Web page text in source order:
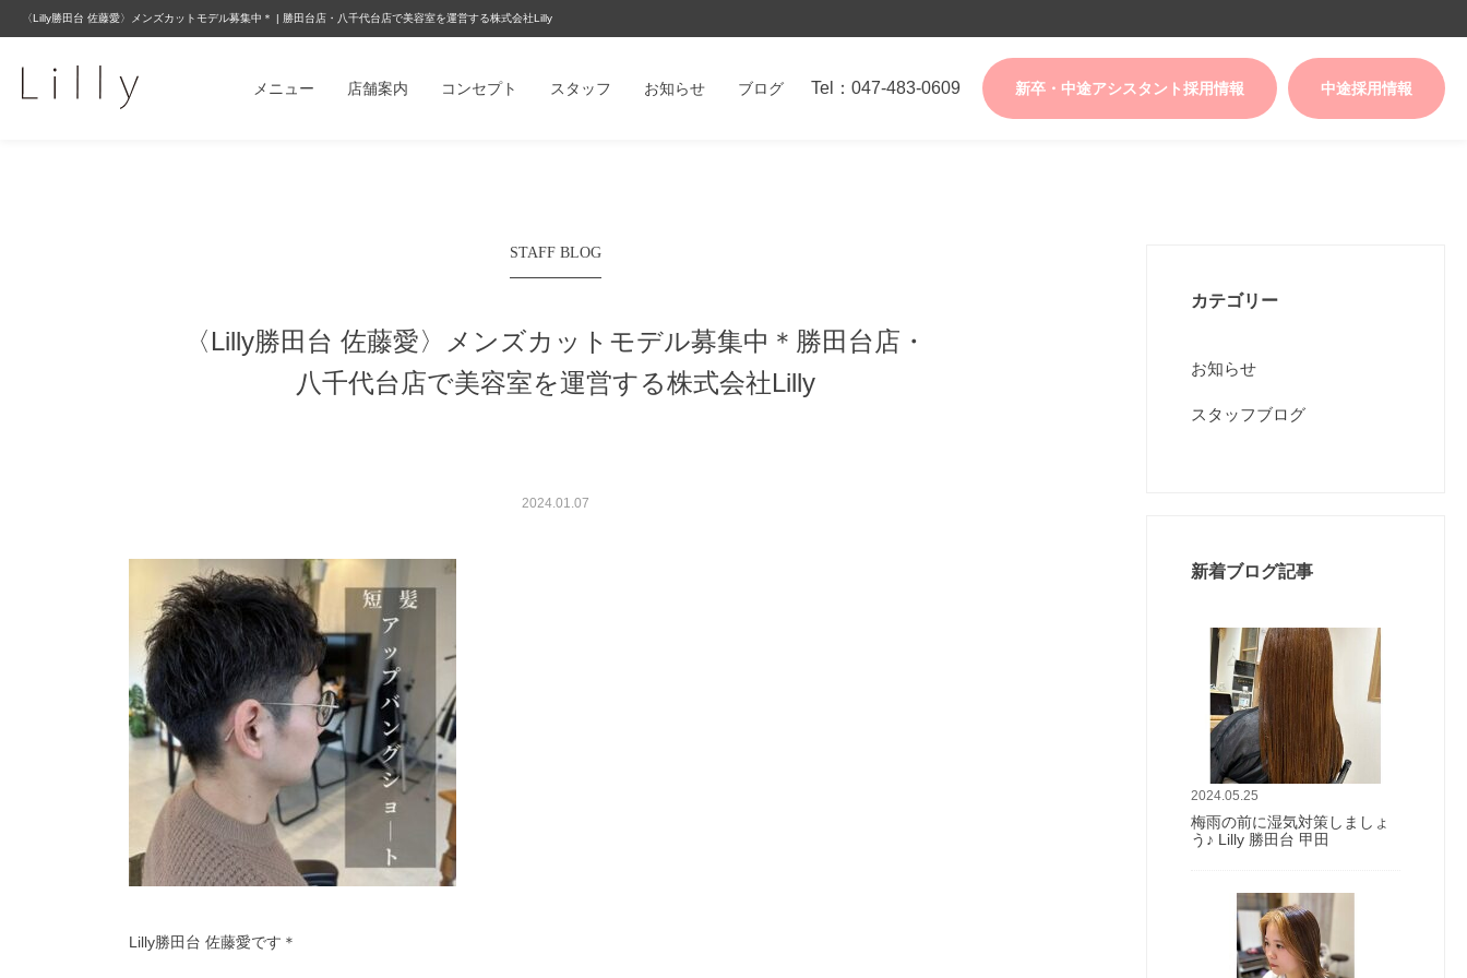
〈Lilly勝田台 佐藤愛〉メンズカットモデル募集中＊ | 勝田台店・八千代台店で美容室を運営する株式会社Lilly
中途採用情報
新卒・中途アシスタント採用情報
Tel：047-483-0609
ブログ
お知らせ
スタッフ
コンセプト
店舗案内
メニュー
STAFF BLOG
〈Lilly勝田台 佐藤愛〉メンズカットモデル募集中＊ 勝田台店・
八千代台店で美容室を運営する株式会社Lilly
2024.01.07
Lilly勝田台 佐藤愛です＊
カテゴリー
お知らせ
スタッフブログ
新着ブログ記事
2024.05.25
梅雨の前に湿気対策しましょ
う♪ Lilly 勝田台 甲田